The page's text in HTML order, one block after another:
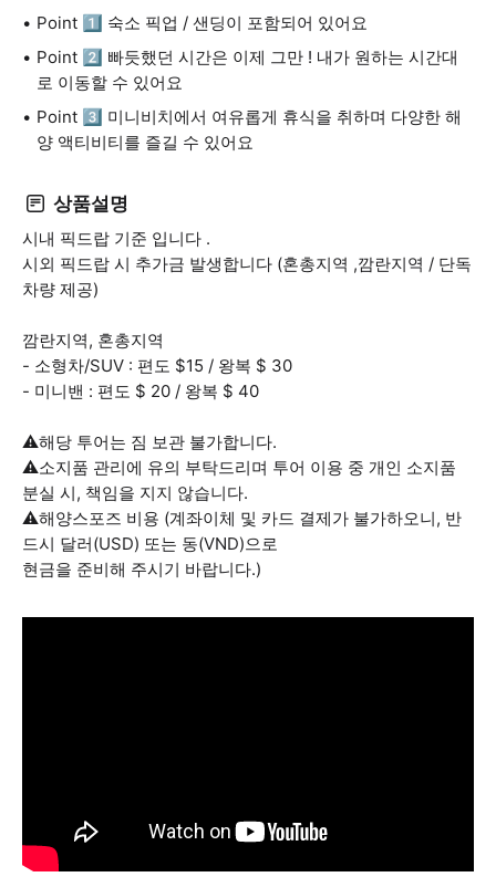
Point 1️⃣ 숙소 픽업 / 샌딩이 포함되어 있어요
Point 2️⃣ 빠듯했던 시간은 이제 그만 ! 내가 원하는 시간대
로 이동할 수 있어요
Point 3️⃣ 미니비치에서 여유롭게 휴식을 취하며 다양한 해
양 액티비티를 즐길 수 있어요
상품설명
시내 픽드랍 기준 입니다 .
시외 픽드랍 시 추가금 발생합니다 (혼총지역 ,깜란지역 / 단독
차량 제공)
깜란지역, 혼총지역
- 소형차/SUV : 편도 $15 / 왕복 $ 30
- 미니밴 : 편도 $ 20 / 왕복 $ 40
⚠️해당 투어는 짐 보관 불가합니다.
⚠️소지품 관리에 유의 부탁드리며 투어 이용 중 개인 소지품
분실 시, 책임을 지지 않습니다.
⚠️해양스포즈 비용 (계좌이체 및 카드 결제가 불가하오니, 반
드시 달러(USD) 또는 동(VND)으로
현금을 준비해 주시기 바랍니다.)